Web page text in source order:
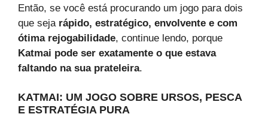
Então, se você está procurando um jogo para dois
que seja rápido, estratégico, envolvente e com
ótima rejogabilidade, continue lendo, porque
Katmai pode ser exatamente o que estava
faltando na sua prateleira.
KATMAI: UM JOGO SOBRE URSOS, PESCA
E ESTRATÉGIA PURA